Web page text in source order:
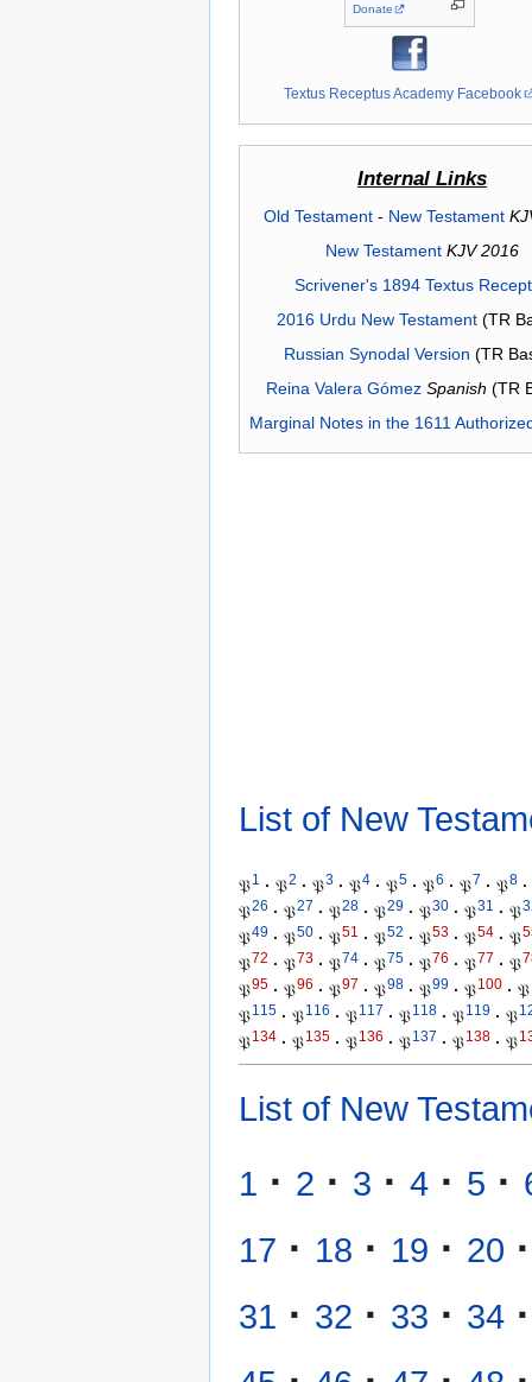
Donate
Textus Receptus Academy Facebook
Internal Links
Old Testament- New Testament
New Testament KJV 2016
Scrivener's 1894 Textus
2016 Urdu New Testament(TR
Russian Synodal Version (TR
Reina Valera Gómez Spanish (TR
Marginal Notes in the 1611
List of New
𝔓1 · 𝔓2 · 𝔓3 · 𝔓4 · 𝔓5 · 𝔓6 · 𝔓7 · 𝔓8 ·
𝔓26 · 𝔓27 · 𝔓28 · 𝔓29 · 𝔓30 · 𝔓31 · 𝔓
𝔓49 · 𝔓50 · 𝔓51 · 𝔓52 · 𝔓53 · 𝔓54 · 𝔓
𝔓72 · 𝔓73 · 𝔓74 · 𝔓75 · 𝔓76 · 𝔓77 · 𝔓
𝔓95 · 𝔓96 · 𝔓97 · 𝔓98 · 𝔓99 · 𝔓100 · 𝔓
𝔓115 · 𝔓116 · 𝔓117 · 𝔓118 · 𝔓119 · 𝔓
𝔓134 · 𝔓135 · 𝔓136 · 𝔓137 · 𝔓138 · 𝔓
List of New
1 · 2 · 3 · 4 · 5 ·
17 · 18 · 19 · 20 ·
31 · 32 · 33 · 34 ·